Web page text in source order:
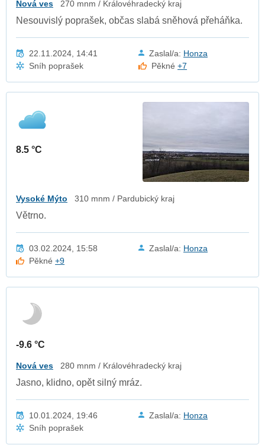
Nová ves 270 mnm / Královéhradecký kraj
Nesouvislý poprašek, občas slabá sněhová přeháňka.
22.11.2024, 14:41 Zaslal/a: Honza
Sníh poprašek
Pěkné+7
8.5 °C
Vysoké Mýto 310 mnm / Pardubický kraj
Větrno.
03.02.2024, 15:58 Zaslal/a: Honza
Pěkné+9
-9.6 °C
Nová ves 280 mnm / Královéhradecký kraj
Jasno, klidno, opět silný mráz.
10.01.2024, 19:46 Zaslal/a: Honza
Sníh poprašek